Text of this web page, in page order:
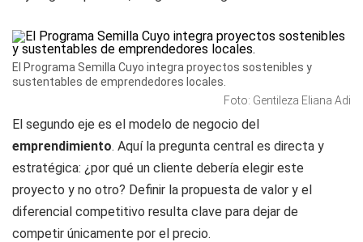
El Programa Semilla Cuyo integra proyectos sostenibles y
sustentables de emprendedores locales.
Foto: Gentileza Eliana Adi
El segundo eje es el modelo de negocio del
emprendimiento. Aquí la pregunta central es directa y
estratégica: ¿por qué un cliente debería elegir este
proyecto y no otro? Definir la propuesta de valor y el
diferencial competitivo resulta clave para dejar de
competir únicamente por el precio.